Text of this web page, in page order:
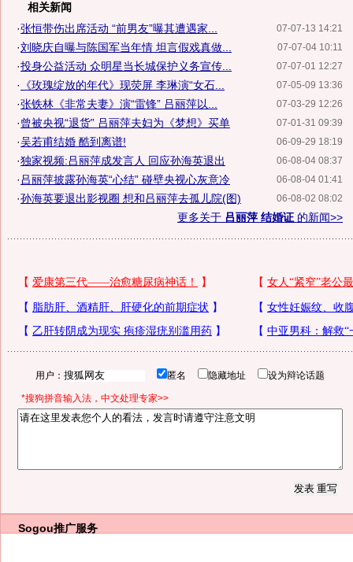
相关新闻
07-07-13 14:21
·张恒带伤出席活动 “前男友”曝其遭遇家...
07-07-04 10:11
·刘晓庆自曝与陈国军当年情 坦言假戏真做...
07-07-01 12:27
·投身公益活动 众明星当长城保护义务宣传...
07-05-09 13:36
· 《玫瑰绽放的年代》现荧屏 李琳演“女石...
07-03-29 12:26
·张铁林《非常夫妻》演“雷锋” 吕丽萍以...
07-01-31 09:39
·曾被央视“退货” 吕丽萍夫妇为《梦想》买单
06-09-29 18:19
·吴若甫结婚 酷到离谱!
06-08-04 08:37
·独家视频:吕丽萍成发言人 回应孙海英退出
06-08-04 01:41
· 吕丽萍披露孙海英“心结” 碰壁央视心灰意冷
06-08-02 08:02
·孙海英要退出影视圈 想和吕丽萍去孤儿院(图)
更多关于 吕丽萍 结婚证 的新闻>>
用户： 匿名 隐藏地址 设为辩论话题
*搜狗拼音输入法，中文处理专家>>
Sogou推广服务